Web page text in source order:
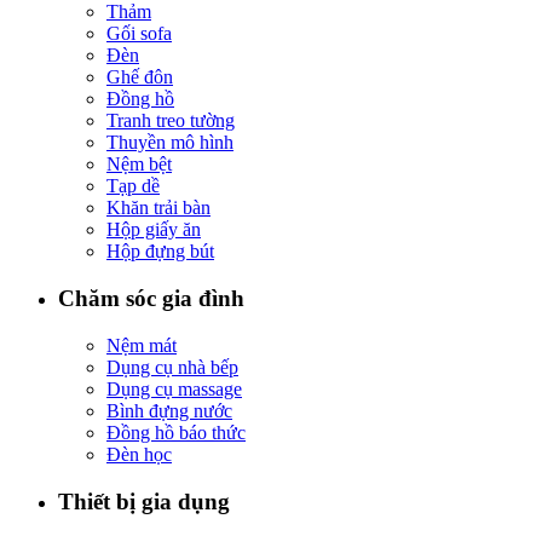
Thảm
Gối sofa
Đèn
Ghế đôn
Đồng hồ
Tranh treo tường
Thuyền mô hình
Nệm bệt
Tạp dề
Khăn trải bàn
Hộp giấy ăn
Hộp đựng bút
Chăm sóc gia đình
Nệm mát
Dụng cụ nhà bếp
Dụng cụ massage
Bình đựng nước
Đồng hồ báo thức
Đèn học
Thiết bị gia dụng